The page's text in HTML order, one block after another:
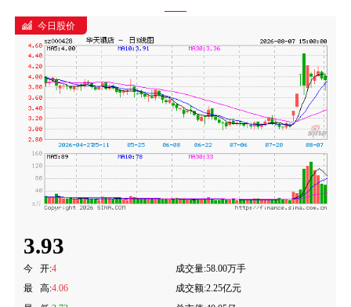
今日股价
3.93
今 开:4
最 高:4.06
成交量:58.00万手
成交额:2.25亿元